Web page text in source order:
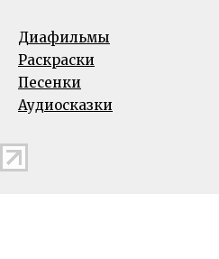
Диафильмы
Раскраски
Песенки
Аудиосказки